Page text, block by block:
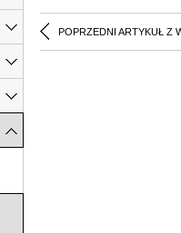
POPRZEDNI ARTYKUŁ Z